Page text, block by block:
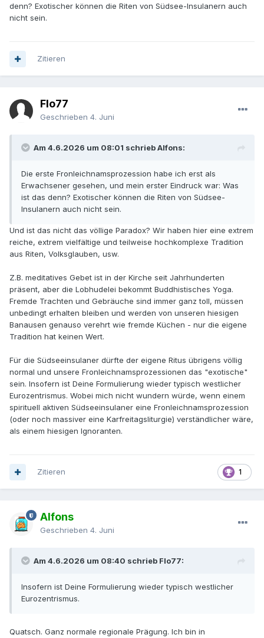
denn? Exotischer können die Riten von Südsee-Insulanern auch
nicht sein.
Zitieren
Flo77
Geschrieben 4. Juni
Am 4.6.2026 um 08:01 schrieb Alfons:
Die erste Fronleichnamsprozession habe ich erst als
Erwachsener gesehen, und mein erster Eindruck war: Was
ist das denn? Exotischer können die Riten von Südsee-
Insulanern auch nicht sein.
Und ist das nicht das völlige Paradox? Wir haben hier eine extrem
reiche, extrem vielfältige und teilweise hochkomplexe Tradition
aus Riten, Volksglauben, usw.
Z.B. meditatives Gebet ist in der Kirche seit Jahrhunderten
präsent, aber die Lobhudelei bekommt Buddhistisches Yoga.
Fremde Trachten und Gebräuche sind immer ganz toll, müssen
unbedingt erhalten bleiben und werden von unseren hiesigen
Banausen genauso verehrt wie fremde Küchen - nur die eigene
Tradition hat keinen Wert.
Für die Südseeinsulaner dürfte der eigene Ritus übrigens völlig
normal und unsere Fronleichnamsprozessionen das "exotische"
sein. Insofern ist Deine Formulierung wieder typisch westlicher
Eurozentrismus. Wobei mich nicht wundern würde, wenn einem
spirituell aktiven Südseeinsulaner eine Fronleichnamsprozession
(oder noch massiver eine Karfreitagsliturgie) verständlicher wäre,
als einem hiesigen Ignoranten.
1
Zitieren
Alfons
Geschrieben 4. Juni
Am 4.6.2026 um 08:40 schrieb Flo77:
Insofern ist Deine Formulierung wieder typisch westlicher
Eurozentrismus.
Quatsch. Ganz normale regionale Prägung. Ich bin in